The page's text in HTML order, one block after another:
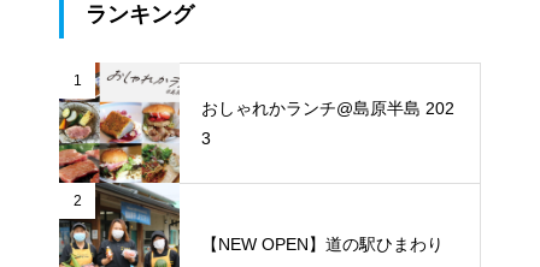
ランキング
1
おしゃれかランチ@島原半島 202
3
2
【NEW OPEN】道の駅ひまわり